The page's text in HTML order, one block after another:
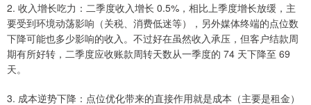
2. 收入增长吃力：二季度收入增长 0.5%，相比上季度增长放缓，主
要受到环境动荡影响（关税、消费低迷等），另外媒体终端的点位数
下降可能也多少影响的收入。不过好在虽然收入承压，但客户结款周
期有所好转，二季度应收账款周转天数从一季度的 74 天下降至 69
天。
3. 成本逆势下降：点位优化带来的直接作用就是成本（主要是租金）